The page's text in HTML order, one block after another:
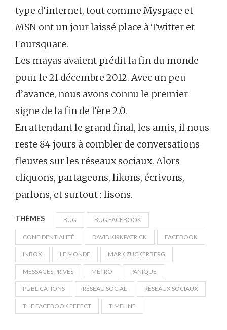
type d’internet, tout comme Myspace et
MSN ont un jour laissé place à Twitter et
Foursquare.
Les mayas avaient prédit la fin du monde
pour le 21 décembre 2012. Avec un peu
d’avance, nous avons connu le premier
signe de la fin de l’ère 2.0.
En attendant le grand final, les amis, il nous
reste 84 jours à combler de conversations
fleuves sur les réseaux sociaux. Alors
cliquons, partageons, likons, écrivons,
parlons, et surtout : lisons.
THÈMES BUG BUG FACEBOOK
CONFIDENTIALITÉ DAVID KIRKPATRICK FACEBOOK
INBOX LE MONDE MARK ZUCKERBERG
MESSAGES PRIVÉS MÉTRO PANIQUE
PUBLICATIONS RÉSEAU SOCIAL RÉSEAUX SOCIAUX
THE FACEBOOK EFFECT TIMELINE